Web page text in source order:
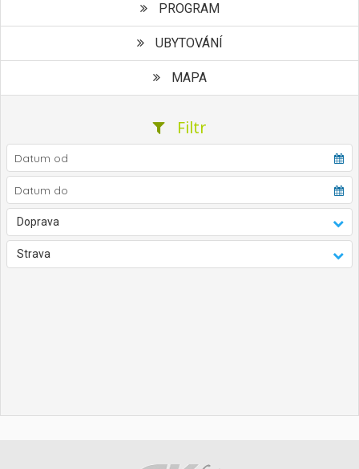
PROGRAM
UBYTOVÁNÍ
MAPA
Filtr
Doprava
Strava